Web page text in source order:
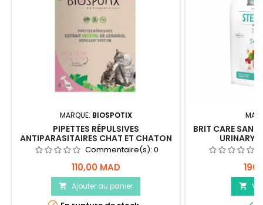
MARQUE: BIOSPOTIX
PIPETTES RÉPULSIVES
ANTIPARASITAIRES CHAT ET CHATON
- BIOSPOTIX
Commentaire(s): 0
110,00 MAD
 Ajouter au panier
BRIT CARE SANS
URINARY
